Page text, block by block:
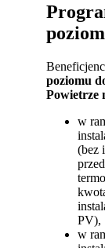
poziomu
Powietrze
w
(bez
PV),
w